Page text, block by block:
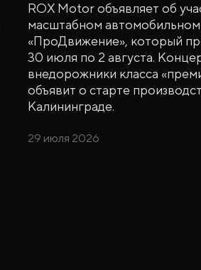
ROX Motor объявляет об
масштабном
«ПроДвижение», который
30 июля по 2 августа.
внедорожники класса
объявит о старте
Калининграде.
29 июля 2026